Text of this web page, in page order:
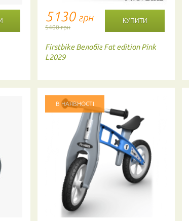
5130 грн
5400 грн
Firstbike Велобіг Fat edition Pink
L2029
В НАЯВНОСТІ